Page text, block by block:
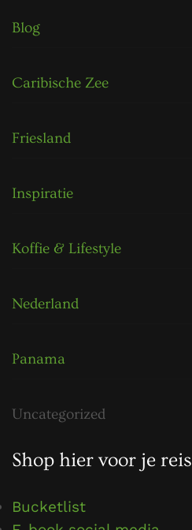
Blog
Caribische Zee
Friesland
Inspiratie
Koffie & Lifestyle
Nederland
Panama
Uncategorized
Shop hier voor je reis
Bucketlist